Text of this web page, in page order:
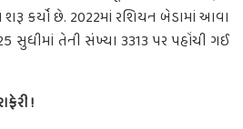
શરૂ કર્યો છે. 2022માં રશિયન બેડામાં આવા
સુધીમાં તેની સંખ્યા 3313 પર પહોંચી ગઈ
!